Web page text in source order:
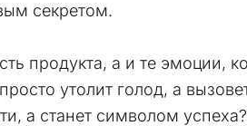
секретом.
продукта, а и те эмоции,
утолит голод, а
а станет символом